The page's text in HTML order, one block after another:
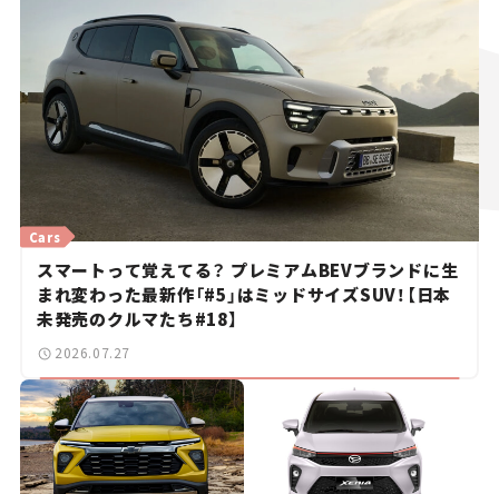
Cars
スマートって覚えてる？ プレミアムBEVブランドに生
まれ変わった最新作「#5」はミッドサイズSUV！【日本
未発売のクルマたち#18】
2026.07.27